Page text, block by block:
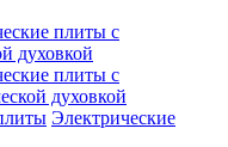
плиты с
духовкой
плиты с
духовкой
Электрические